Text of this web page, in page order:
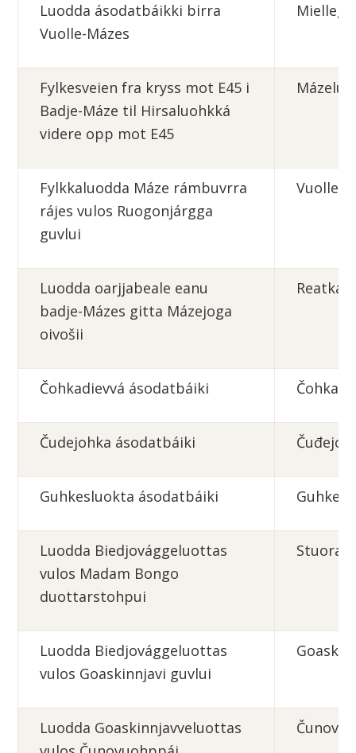
Luodda ásodatbáikki birra
Vuolle-Mázes
Fylkesveien fra kryss mot E45 i
Badje-Máze til Hirsaluohkká
videre opp mot E45
Fylkkaluodda Máze rámbuvrra
rájes vulos Ruogonjárgga
guvlui
Vuolle-
Luodda oarjjabeale eanu
badje-Mázes gitta Mázejoga
oivošii
Čohkadievvá ásodatbáiki
Čudejohka ásodatbáiki
Guhkesluokta ásodatbáiki
Luodda Biedjovággeluottas
vulos Madam Bongo
duottarstohpui
Luodda Biedjovággeluottas
vulos Goaskinnjavi guvlui
Luodda Goaskinnjavveluottas